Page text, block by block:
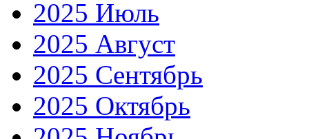
2025 Июль
2025 Август
2025 Сентябрь
2025 Октябрь